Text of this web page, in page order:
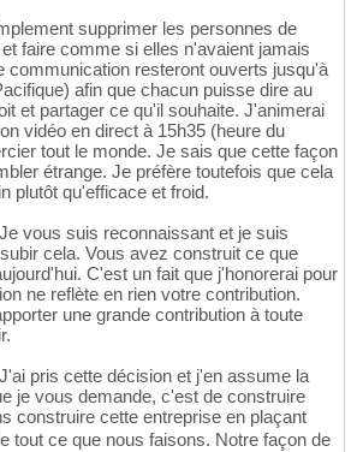
supprimer les personnes de
faire comme si elles n'avaient jamais
communication resteront ouverts jusqu'à
afin que chacun puisse dire au
et partager ce qu'il souhaite. J'animerai
vidéo en direct à 15h35 (heure du
tout le monde. Je sais que cette façon
étrange. Je préfère toutefois que cela
plutôt qu'efficace et froid.
vous suis reconnaissant et je suis
cela. Vous avez construit ce que
C'est un fait que j'honorerai pour
ne reflète en rien votre contribution.
une grande contribution à toute
pris cette décision et j'en assume la
je vous demande, c'est de construire
construire cette entreprise en plaçant
tout ce que nous faisons. Notre façon de